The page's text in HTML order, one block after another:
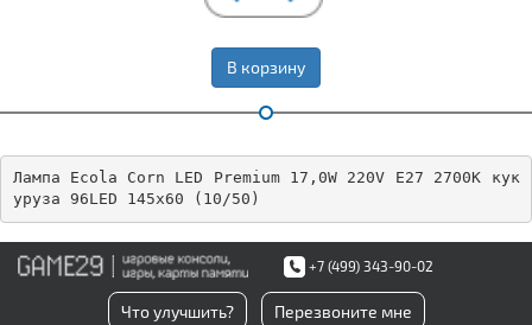
В корзину
Лампа Ecola Corn LED Premium 17,0W 220V E27 2700K кук
уруза 96LED 145x60 (10/50)
+7 (499) 343-90-02
Что улучшить? Перезвоните мне